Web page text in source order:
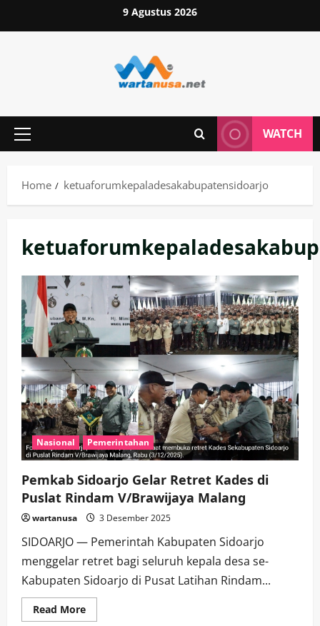
to
9 Agustus 2026
Primary
WATCH
Home ketuaforumkepaladesakabupatensidoarjo
Nasional Pemerintahan
Pemkab Sidoarjo Gelar Retret Kades di
Puslat Rindam V/Brawijaya Malang
wartanusa 3 Desember 2025
SIDOARJO — Pemerintah Kabupaten Sidoarjo
menggelar retret bagi seluruh kepala desa se-
Kabupaten Sidoarjo di Pusat Latihan Rindam...
Read MoreRead
more